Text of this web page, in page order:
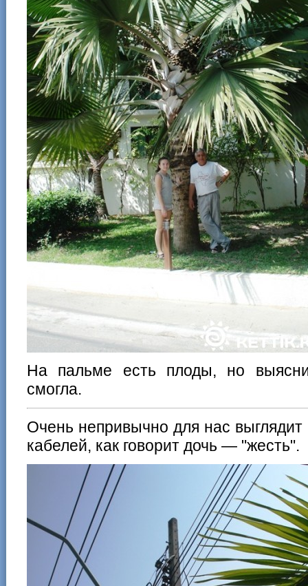
На пальме есть плоды, но
смогла.
Очень непривычно для нас
кабелей, как говорит дочь — "жесть".